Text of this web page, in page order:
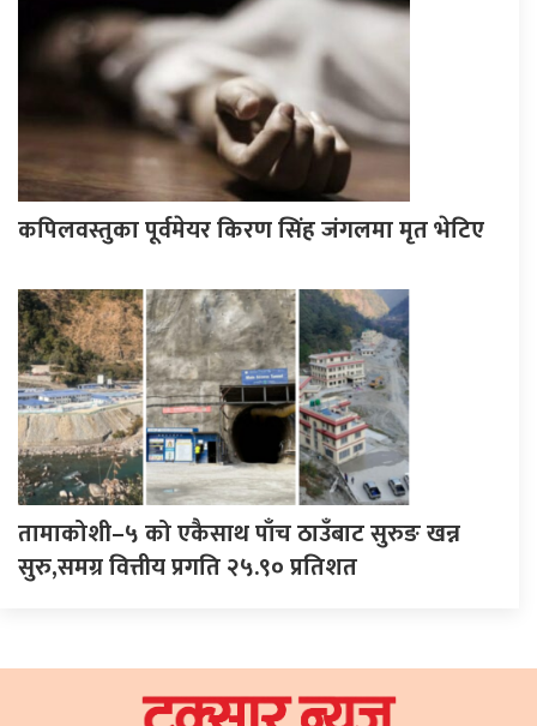
कपिलवस्तुका पूर्वमेयर किरण सिंह जंगलमा मृत भेटिए
तामाकोशी–५ को एकैसाथ पाँच ठाउँबाट सुरुङ खन्न
सुरु,समग्र वित्तीय प्रगति २५.९० प्रतिशत